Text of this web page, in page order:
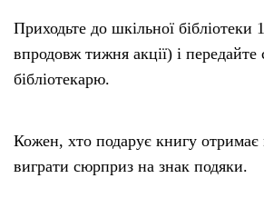
Приходьте до шкільної бібліотеки
впродовж тижня акції) і передайте
бібліотекарю.
Кожен, хто подарує книгу отримає
виграти сюрприз на знак подяки.